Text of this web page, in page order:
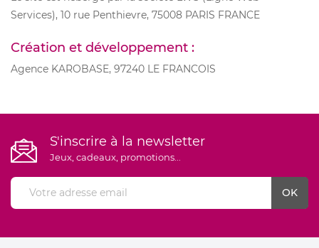
Services), 10 rue Penthievre, 75008 PARIS FRANCE
Création et développement :
Agence KAROBASE, 97240 LE FRANCOIS
S'inscrire à la newsletter
Jeux, cadeaux, promotions...